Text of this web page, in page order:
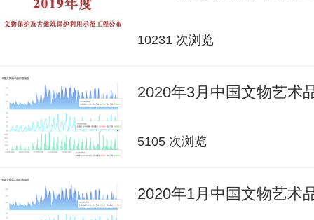
10231 次浏览
2020年3月中国文物艺术
5105 次浏览
2020年1月中国文物艺术